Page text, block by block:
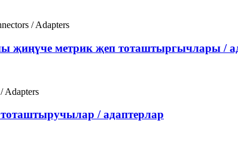
җиңүче метрик җеп тоташтыргычлары /
/ адаптерлар